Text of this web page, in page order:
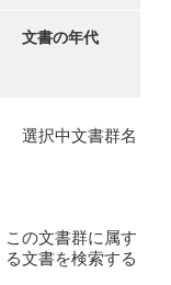
市川家
厳島
厳島神
文書の年代
選択中文書群名
この文書群に属す
る文書を検索する